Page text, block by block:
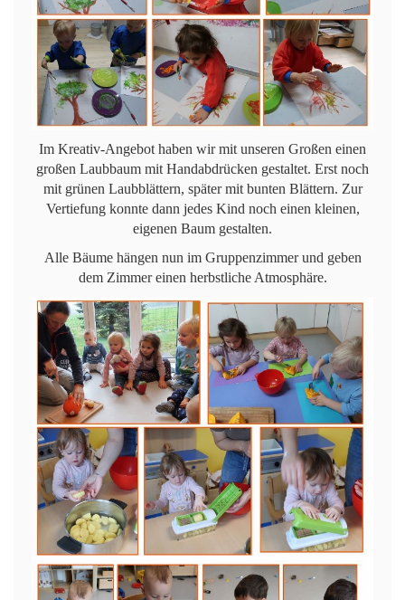
Im Kreativ-Angebot haben wir mit unseren Großen einen
großen Laubbaum mit Handabdrücken gestaltet. Erst noch
mit grünen Laubblättern, später mit bunten Blättern. Zur
Vertiefung konnte dann jedes Kind noch einen kleinen,
eigenen Baum gestalten.
Alle Bäume hängen nun im Gruppenzimmer und geben
dem Zimmer einen herbstliche Atmosphäre.